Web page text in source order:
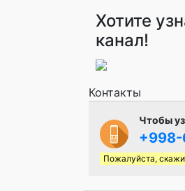
Хотите
канал!
Контакты
Чтобы
Пожалуйста,